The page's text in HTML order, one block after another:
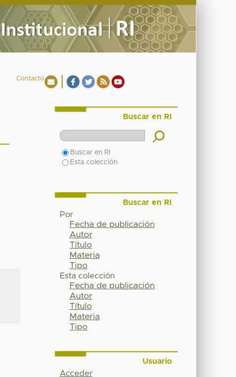
Contacto
Buscar en RI
Buscar en RI
Esta colección
Buscar en RI
Por
Fecha de publicación
Autor
Título
Materia
Tipo
Esta colección
Fecha de publicación
Autor
Título
Materia
Tipo
Usuario
Acceder